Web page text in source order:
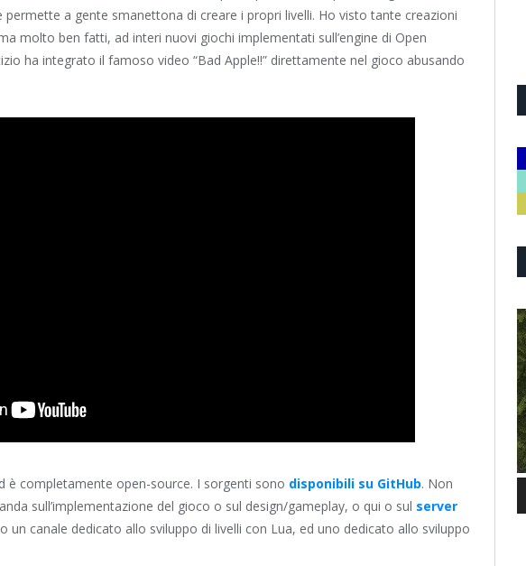
permette a gente smanettona di creare i propri livelli. Ho visto tante creazioni
molto ben fatti, ad interi nuovi giochi implementati sull’engine di Open
ha integrato il famoso video “Bad Apple!!” direttamente nel gioco abusando
è completamente open-source. I sorgenti sono disponibili su GitHub. Non
sull’implementazione del gioco o sul design/gameplay, o qui o sul server
un canale dedicato allo sviluppo di livelli con Lua, ed uno dedicato allo sviluppo